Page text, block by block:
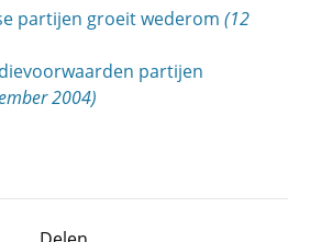
partijen groeit wederom (12
partijen
2004)